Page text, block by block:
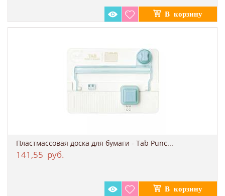
Пластмассовая доска для бумаги - Tab Punc...
141,55 руб.